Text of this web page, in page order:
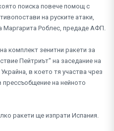
поиска повече помощ с
на руските атаки,
Маргарита Роблес, предаде АФП.
комплект зенитни ракети за
Пейтриът" на заседание на
в което тя участва чрез
на нейното
ракети ще изпрати Испания.